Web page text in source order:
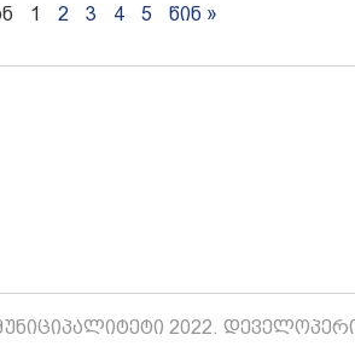
1 2 3 4 5 წინ »
2022.